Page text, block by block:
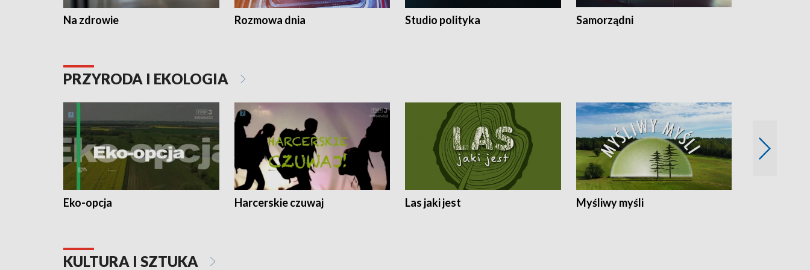
Na zdrowie Rozmowa dnia Studio polityka Samorządni
PRZYRODA I EKOLOGIA
Eko-opcja Harcerskie czuwaj Las jaki jest Myśliwy myśli
KULTURA I SZTUKA